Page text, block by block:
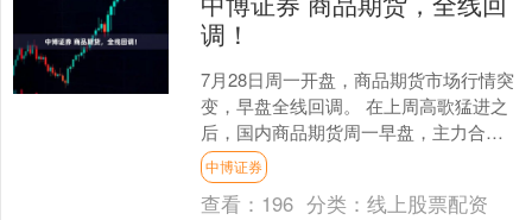
调！
7月28日周一开盘，商品期货市场行情突
变，早盘全线回调。 在上周高歌猛进之
后，国内商品期货周一早盘，主力合约
几乎全线下跌，甚至出现多个商品触及
跌停的情况。 多晶....
中博证券
查看： 196 分类：线上股票配资